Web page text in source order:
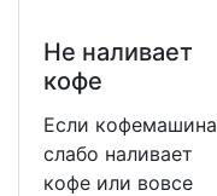
Не наливает
кофе
Если кофемашина
слабо наливает
кофе или вовсе